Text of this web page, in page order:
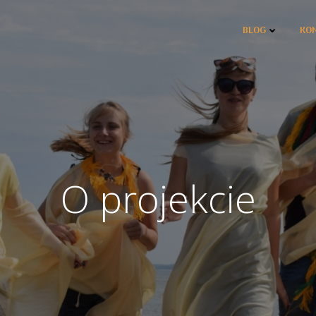
BLOG
O projekcie